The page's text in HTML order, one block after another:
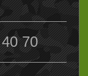
40 70